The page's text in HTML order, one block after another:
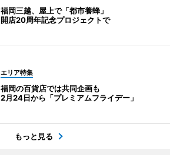
福岡三越、屋上で「都市養蜂」
開店20周年記念プロジェクトで
エリア特集
福岡の百貨店では共同企画も
2月24日から「プレミアムフライデー」
もっと見る